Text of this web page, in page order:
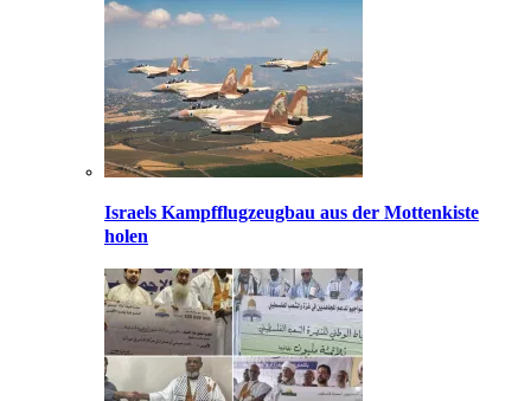
Israels Kampfflugzeugbau aus der Mottenkiste
holen